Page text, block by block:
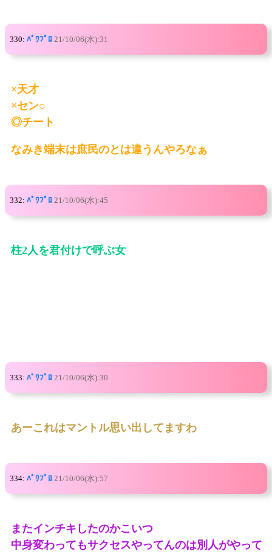
330: ﾊﾟﾜﾌﾟﾛ 21/10/06(水):31
×天才
×セン○
◎チート
なみき端末は庶民のとは違うんやろなぁ
332: ﾊﾟﾜﾌﾟﾛ 21/10/06(水):45
柱2人を君付けで呼ぶ女
333: ﾊﾟﾜﾌﾟﾛ 21/10/06(水):30
あーこれはマントル思い出してますわ
334: ﾊﾟﾜﾌﾟﾛ 21/10/06(水):57
またインチキしたのかこいつ
中身変わってもサクセスやってんのは別人がやって